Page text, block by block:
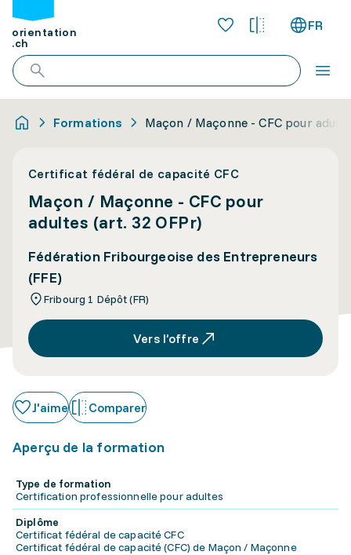
orientation
.ch
FR
Formations Maçon / Maçonne - CFC pour
Certificat fédéral de capacité CFC
Maçon / Maçonne - CFC pour
adultes (art. 32 OFPr)
Fédération Fribourgeoise des Entrepreneurs
(FFE)
Fribourg 1 Dépôt (FR)
Vers l’offre
J'aime Comparer
Aperçu de la formation
Type de formation
Certification professionnelle pour adultes
Diplôme
Certificat fédéral de capacité CFC
Certificat fédéral de capacité (CFC) de Maçon / Maçonne